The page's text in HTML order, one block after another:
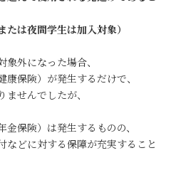
は夜間学生は加入対象）
外になった場合、
保険）が発生するだけで、
せんでしたが、
保険）は発生するものの、
などに対する保障が充実すること